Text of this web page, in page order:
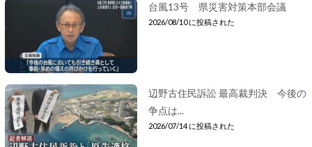
台風13号 県災害対策本部会議
2026/08/10 に投稿された
辺野古住民訴訟 最高裁判決 今後の
争点は...
2026/07/14 に投稿された